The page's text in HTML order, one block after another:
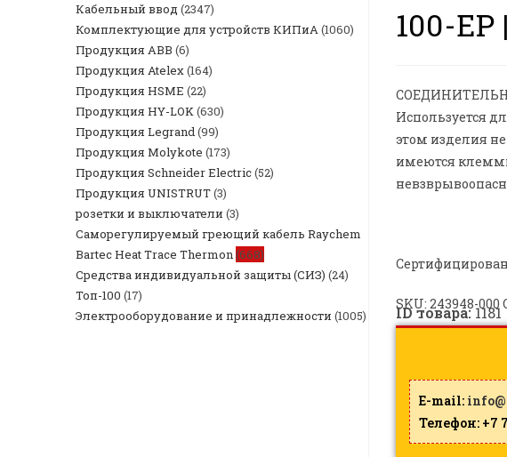
100-
Используется
этом изделия
имеются
SKU: 243948-000
ID товара:1181
E-mail:
Телефон: +7
Кабельный ввод(2347)
Комплектующие для устройств КИПиА(1060)
Продукция ABB (6)
Продукция Atelex(164)
Продукция HSME (22)
Продукция HY-LOK(630)
Продукция Legrand(99)
Продукция Molykote (173)
Продукция Schneider Electric(52)
Продукция UNISTRUT(3)
розетки и выключатели (3)
Саморегулируемый греющий кабель Raychem
Bartec Heat Trace Thermon(668)
Средства индивидуальной защиты (СИЗ) (24)
Топ-100 (17)
Электрооборудование и принадлежности (1005)